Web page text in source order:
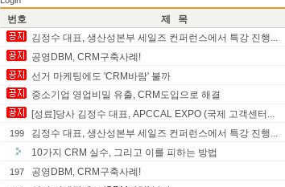
번호 제 목
김정수 대표, 생산성본부 세일즈 컨퍼런스에서 특강 진행...
공영DBM, CRM구축사례!
선거 마케팅에도 'CRM바람' 불까
중소기업 영업비밀 유출, CRM도입으로 해결
[성료]당사 김정수 대표, APCCAL EXPO (국제 고객센터...
199
김정수 대표, 생산성본부 세일즈 컨퍼런스에서 특강 진행...
10가지 CRM 실수, 그리고 이를 피하는 방법
197
공영DBM, CRM구축사례!